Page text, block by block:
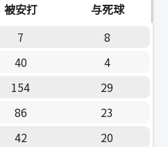
被安打
与死球
7
8
40
4
154
29
86
23
42
20